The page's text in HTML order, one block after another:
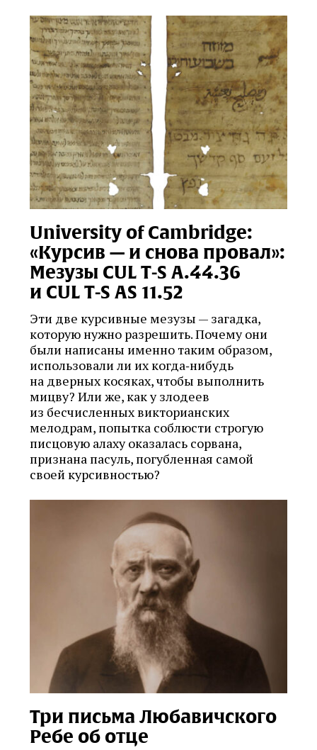
University of Cambridge:
«Курсив — и снова провал»:
Мезузы CUL T‑S A.44.36
и CUL T‑S AS 11.52
Эти две курсивные мезузы — загадка,
которую нужно разрешить. Почему они
были написаны именно таким образом,
использовали ли их когда‑нибудь
на дверных косяках, чтобы выполнить
мицву? Или же, как у злодеев
из бесчисленных викторианских
мелодрам, попытка соблюсти строгую
писцовую алаху оказалась сорвана,
признана пасуль, погубленная самой
своей курсивностью?
Три письма Любавичского
Ребе об отце